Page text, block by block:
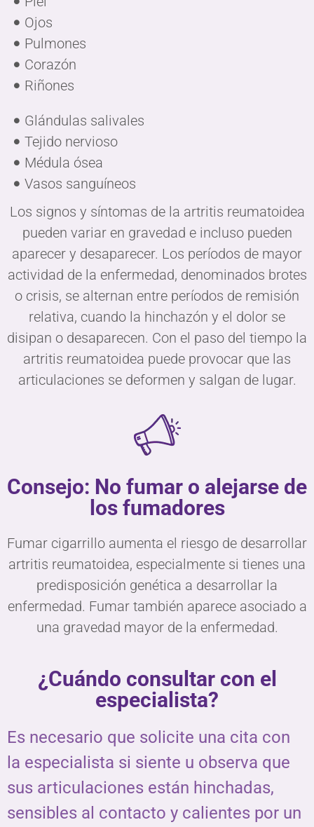
Ojos
Pulmones
Corazón
Riñones
Glándulas salivales
Tejido nervioso
Médula ósea
Vasos sanguíneos
Los signos y síntomas de la artritis reumatoidea
pueden variar en gravedad e incluso pueden
aparecer y desaparecer. Los períodos de mayor
actividad de la enfermedad, denominados brotes
o crisis, se alternan entre períodos de remisión
relativa, cuando la hinchazón y el dolor se
disipan o desaparecen. Con el paso del tiempo la
artritis reumatoidea puede provocar que las
articulaciones se deformen y salgan de lugar.
Consejo: No fumar o alejarse de
los fumadores
Fumar cigarrillo aumenta el riesgo de desarrollar
artritis reumatoidea, especialmente si tienes una
predisposición genética a desarrollar la
enfermedad. Fumar también aparece asociado a
una gravedad mayor de la enfermedad.
¿Cuándo consultar con el
especialista?
Es necesario que solicite una cita con
la especialista si siente u observa que
sus articulaciones están hinchadas,
sensibles al contacto y calientes por un